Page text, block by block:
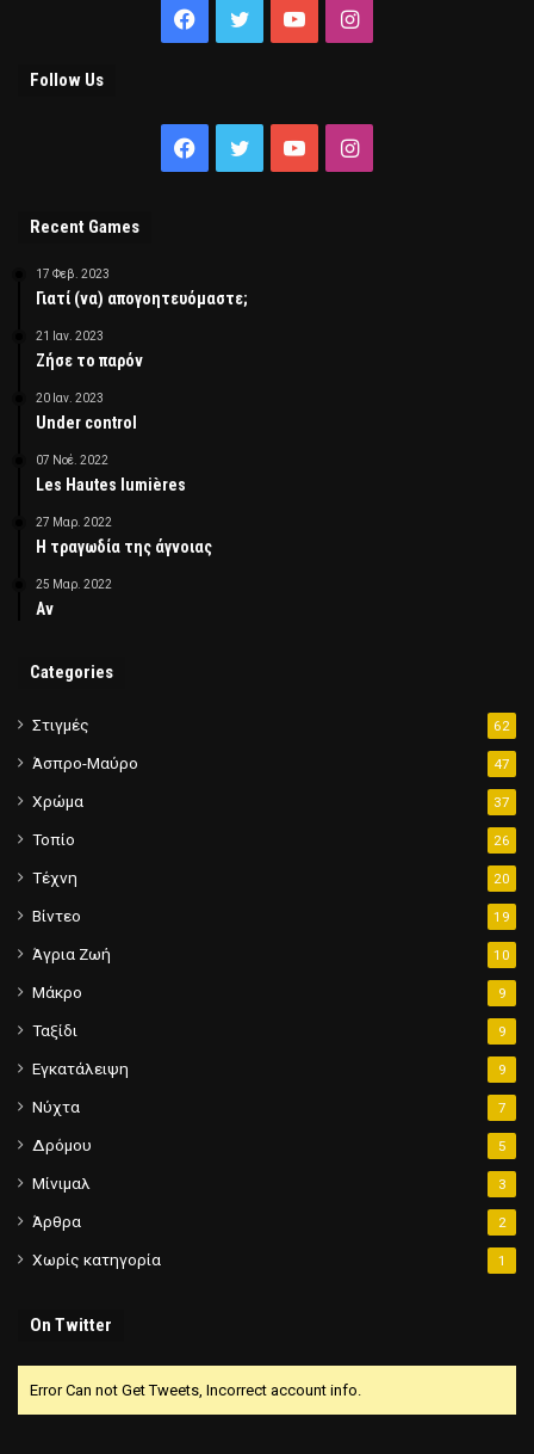
Facebook
Twitter YouTubeInstagram
Follow Us
Facebook
Twitter YouTubeInstagram
Recent Games
17 Φεβ. 2023
Γιατί (να) απογοητευόμαστε;
21 Ιαν. 2023
Ζήσε το παρόν
20 Ιαν. 2023
Under control
07 Νοέ. 2022
Les Hautes lumières
27 Μαρ. 2022
Η τραγωδία της άγνοιας
25 Μαρ. 2022
Αν
Categories
Στιγμές 62
Άσπρο-Μαύρο 47
Χρώμα 37
Τοπίο 26
Τέχνη 20
Βίντεο 19
Άγρια Ζωή 10
Μάκρο 9
Ταξίδι 9
Εγκατάλειψη 9
Νύχτα 7
Δρόμου 5
Μίνιμαλ 3
Άρθρα 2
Χωρίς κατηγορία 1
On Twitter
Error Can not Get Tweets, Incorrect account info.